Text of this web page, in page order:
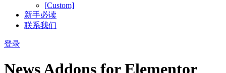
[Custom]
新手必读
联系我们
登录
News Addons for Elementor